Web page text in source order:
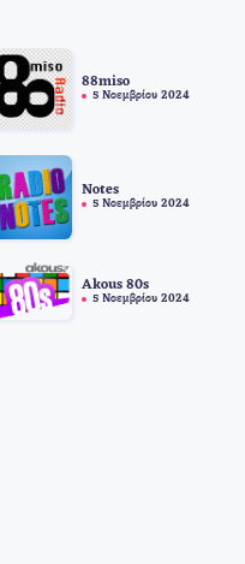
88miso
5 Νοεμβρίου 2024
Notes
5 Νοεμβρίου 2024
Akous 80s
5 Νοεμβρίου 2024